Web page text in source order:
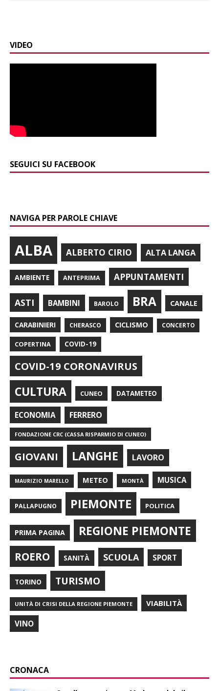
VIDEO
SEGUICI SU FACEBOOK
NAVIGA PER PAROLE CHIAVE
ALBA ALBERTO CIRIO ALTA LANGA
AMBIENTE ANTEPRIMA APPUNTAMENTI
ASTI BAMBINI BAROLO BRA CANALE
CARABINIERI CHERASCO CICLISMO CONCERTO
COPERTINA COVID-19
COVID-19 CORONAVIRUS
CULTURA CUNEO DATAMETEO
ECONOMIA FERRERO
FONDAZIONE CRC (CASSA RISPARMIO DI CUNEO)
GIOVANI LANGHE LAVORO
MAURIZIO MARELLO METEO MONTÀ MUSICA
PALLAPUGNO PIEMONTE POLITICA
PRIMA PAGINA REGIONE PIEMONTE
ROERO SANITÀ SCUOLA SPORT
TORINO TURISMO
UNITÀ DI CRISI DELLA REGIONE PIEMONTE VIABILITÀ
VINO
CRONACA